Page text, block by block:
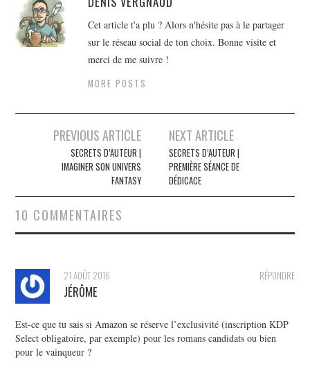
Cet article t'a plu ? Alors n'hésite pas à le partager
sur le réseau social de ton choix. Bonne visite et
merci de me suivre !
MORE POSTS
Navigation
articles
PREVIOUS ARTICLE
SECRETS D’AUTEUR |
IMAGINER SON UNIVERS
FANTASY
NEXT ARTICLE
SECRETS D’AUTEUR |
PREMIÈRE SÉANCE DE
DÉDICACE
10 COMMENTAIRES
RÉPONDRE
21 AOÛT 2016
JÉRÔME
Est-ce que tu sais si Amazon se réserve l’exclusivité (inscription KDP
Select obligatoire, par exemple) pour les romans candidats ou bien
pour le vainqueur ?